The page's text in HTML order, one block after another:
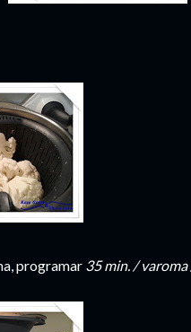
programar 35 min. / varoma